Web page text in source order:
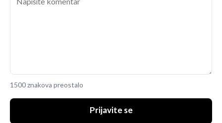
1500 znakova preostalo
Prijavite se